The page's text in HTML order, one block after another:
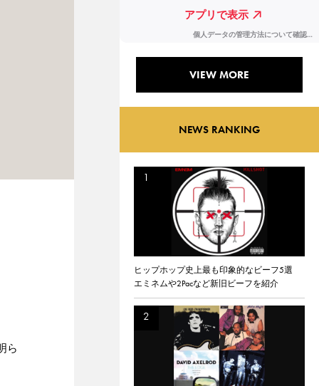
ら
VIEW MORE
NEWS RANKING
ヒップホップ史上最も印象的なビーフ5選
エミネムや2Pacなど新旧ビーフを紹介